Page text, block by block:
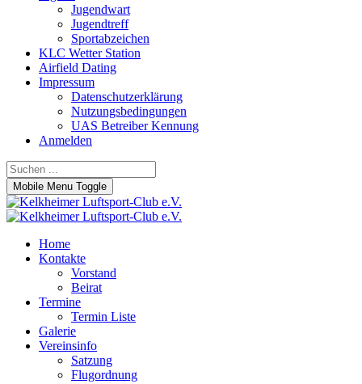
Jugendwart
Jugendtreff
Sportabzeichen
KLC Wetter Station
Airfield Dating
Impressum
Datenschutzerklärung
Nutzungsbedingungen
UAS Betreiber Kennung
Anmelden
Mobile Menu Toggle
Home
Kontakte
Vorstand
Beirat
Termine
Termin Liste
Galerie
Vereinsinfo
Satzung
Flugordnung